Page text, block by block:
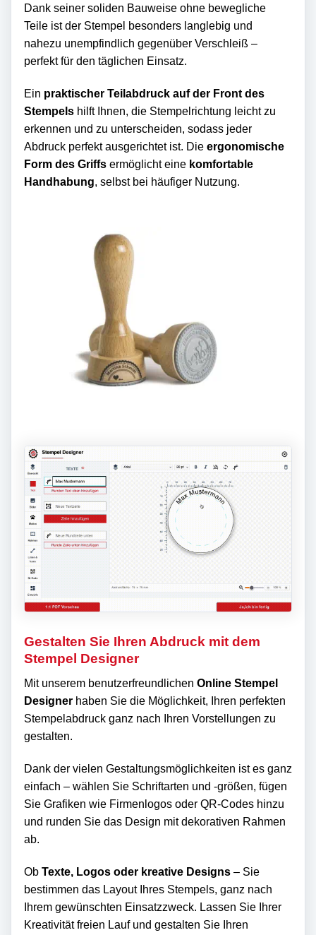
Dank seiner soliden Bauweise ohne bewegliche
Teile ist der Stempel besonders langlebig und
nahezu unempfindlich gegenüber Verschleiß –
perfekt für den täglichen Einsatz.
Ein praktischer Teilabdruck auf der Front des
Stempels hilft Ihnen, die Stempelrichtung leicht zu
erkennen und zu unterscheiden, sodass jeder
Abdruck perfekt ausgerichtet ist. Die ergonomische
Form des Griffs ermöglicht eine komfortable
Handhabung, selbst bei häufiger Nutzung.
Gestalten Sie Ihren Abdruck mit dem
Stempel Designer
Mit unserem benutzerfreundlichen Online Stempel
Designer haben Sie die Möglichkeit, Ihren perfekten
Stempelabdruck ganz nach Ihren Vorstellungen zu
gestalten.
Dank der vielen Gestaltungsmöglichkeiten ist es ganz
einfach – wählen Sie Schriftarten und -größen, fügen
Sie Grafiken wie Firmenlogos oder QR-Codes hinzu
und runden Sie das Design mit dekorativen Rahmen
ab.
Ob Texte, Logos oder kreative Designs – Sie
bestimmen das Layout Ihres Stempels, ganz nach
Ihrem gewünschten Einsatzzweck. Lassen Sie Ihrer
Kreativität freien Lauf und gestalten Sie Ihren